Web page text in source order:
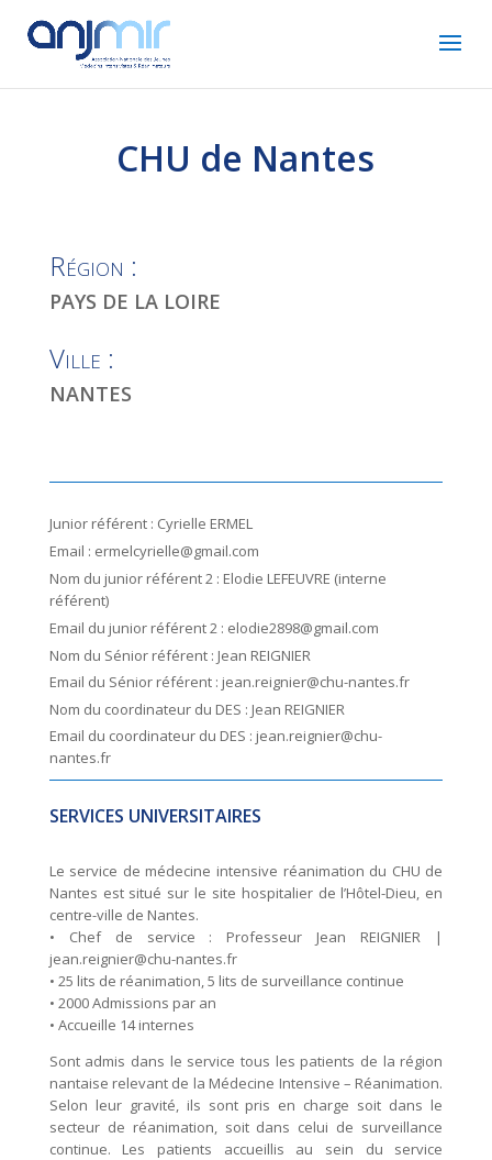
CHU de Nantes
Région :
PAYS DE LA LOIRE
Ville :
NANTES
Junior référent : Cyrielle ERMEL
Email : ermelcyrielle@gmail.com
Nom du junior référent 2 : Elodie LEFEUVRE (interne
référent)
Email du junior référent 2 : elodie2898@gmail.com
Nom du Sénior référent : Jean REIGNIER
Email du Sénior référent : jean.reignier@chu-nantes.fr
Nom du coordinateur du DES : Jean REIGNIER
Email du coordinateur du DES : jean.reignier@chu-
nantes.fr
SERVICES UNIVERSITAIRES
Le service de médecine intensive réanimation du CHU de
Nantes est situé sur le site hospitalier de l’Hôtel-Dieu, en
centre-ville de Nantes.
• Chef de service : Professeur Jean REIGNIER |
jean.reignier@chu-nantes.fr
• 25 lits de réanimation, 5 lits de surveillance continue
• 2000 Admissions par an
• Accueille 14 internes
Sont admis dans le service tous les patients de la région
nantaise relevant de la Médecine Intensive – Réanimation.
Selon leur gravité, ils sont pris en charge soit dans le
secteur de réanimation, soit dans celui de surveillance
continue. Les patients accueillis au sein du service